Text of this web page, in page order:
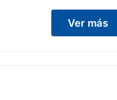
Ver más